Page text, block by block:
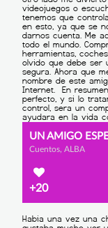
UN AMIGO
Cuentos, ALBA
+20